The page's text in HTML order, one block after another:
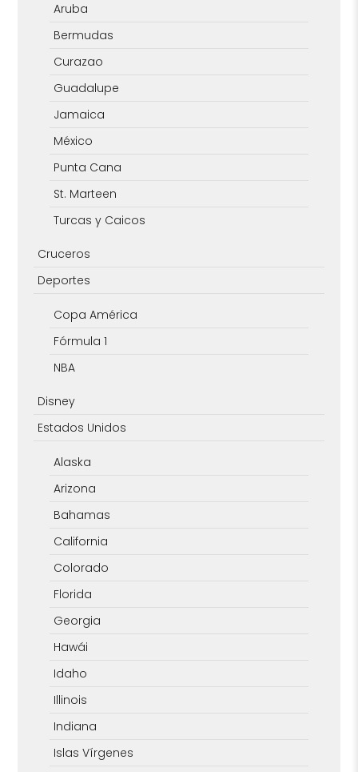
Aruba
Bermudas
Curazao
Guadalupe
Jamaica
México
Punta Cana
St. Marteen
Turcas y Caicos
Cruceros
Deportes
Copa América
Fórmula 1
NBA
Disney
Estados Unidos
Alaska
Arizona
Bahamas
California
Colorado
Florida
Georgia
Hawái
Idaho
Illinois
Indiana
Islas Vírgenes